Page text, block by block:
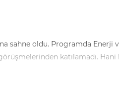
sahne oldu. Programda Enerji